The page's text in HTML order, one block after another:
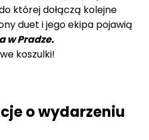
której dołączą kolejne
duet i jego ekipa pojawią
w Pradze.
koszulki!
o wydarzeniu